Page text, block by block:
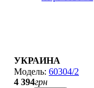
УКРАИНА
60304/2
4 394грн